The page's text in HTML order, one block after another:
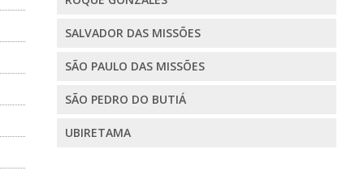
SALVADOR DAS MISSÕES
SÃO PAULO DAS MISSÕES
SÃO PEDRO DO BUTIÁ
UBIRETAMA